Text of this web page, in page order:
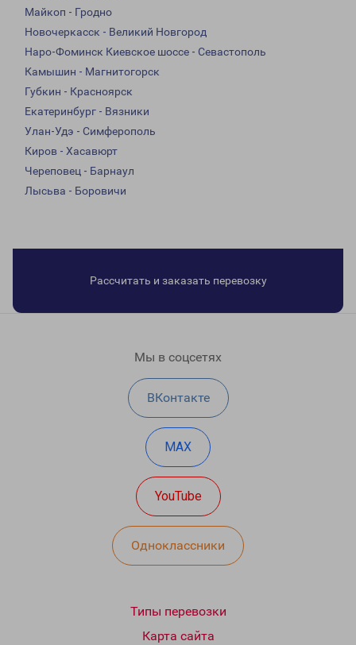
Майкоп - Гродно
Новочеркасск - Великий Новгород
Наро-Фоминск Киевское шоссе - Севастополь
Камышин - Магнитогорск
Губкин - Красноярск
Екатеринбург - Вязники
Улан-Удэ - Симферополь
Киров - Хасавюрт
Череповец - Барнаул
Лысьва - Боровичи
Рассчитать и заказать перевозку
Мы в соцсетях
ВКонтакте
MAX
YouTube
Одноклассники
Типы перевозки
Карта сайта